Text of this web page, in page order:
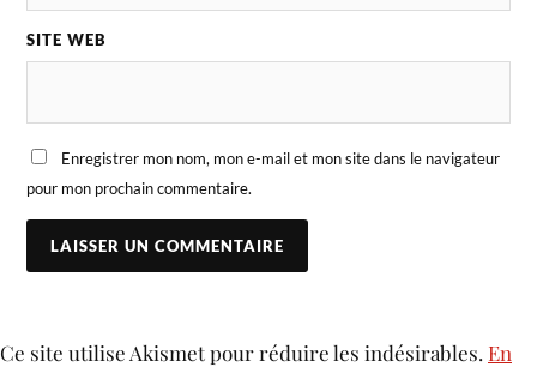
SITE WEB
Enregistrer mon nom, mon e-mail et mon site dans le navigateur
pour mon prochain commentaire.
Ce site utilise Akismet pour réduire les indésirables. En